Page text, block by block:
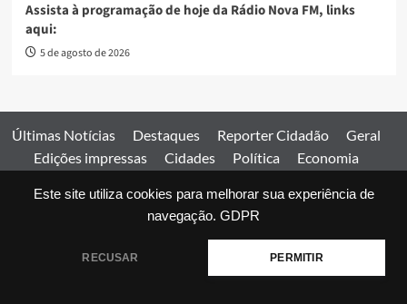
Este site utiliza cookies para melhorar sua experiência de
navegação. GDPR
RECUSAR PERMITIR
Assista à programação de hoje da Rádio Nova FM, links
aqui:
5 de agosto de 2026
Últimas Notícias Destaques Reporter Cidadão
Geral
Edições impressas
Cidades Política
Economia
Comercial
Edições impressas Expediente Home
© 2026 Jornal Estado de Goiás. Todos os direitos reservados.
by AF themes.